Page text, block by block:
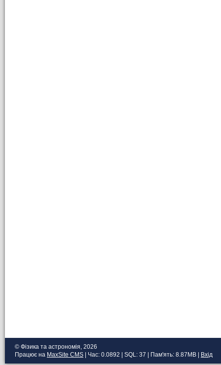
© Фізика та астрономія, 2026
Працює на MaxSite CMS | Час: 0.0892 | SQL: 37 | Пам'ять: 8.87MB Вхід